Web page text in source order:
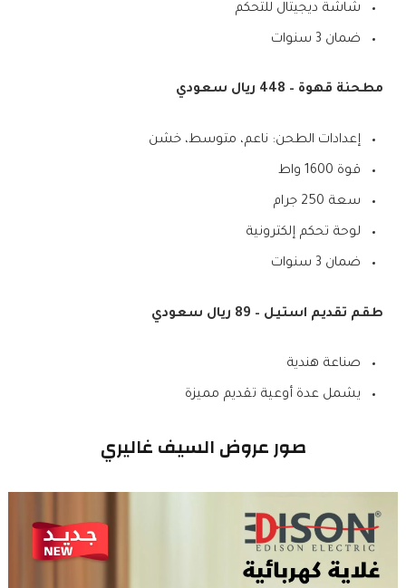
شاشة ديجيتال للتحكم
ضمان 3 سنوات
مطحنة قهوة – 448 ريال سعودي
إعدادات الطحن: ناعم، متوسط، خشن
قوة 1600 واط
سعة 250 جرام
لوحة تحكم إلكترونية
ضمان 3 سنوات
طقم تقديم استيل – 89 ريال سعودي
صناعة هندية
يشمل عدة أوعية تقديم مميزة
صور عروض السيف غاليري